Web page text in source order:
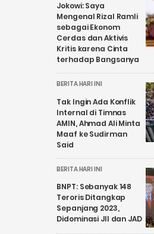
Jokowi: Saya
Mengenal Rizal Ramli
sebagai Ekonom
Cerdas dan Aktivis
Kritis karena Cinta
terhadap Bangsanya
BERITA HARI INI
Tak Ingin Ada Konflik
Internal di Timnas
AMIN, Ahmad Ali Minta
Maaf ke Sudirman
Said
BERITA HARI INI
BNPT: Sebanyak 148
Teroris Ditangkap
Sepanjang 2023,
Didominasi JII dan JAD